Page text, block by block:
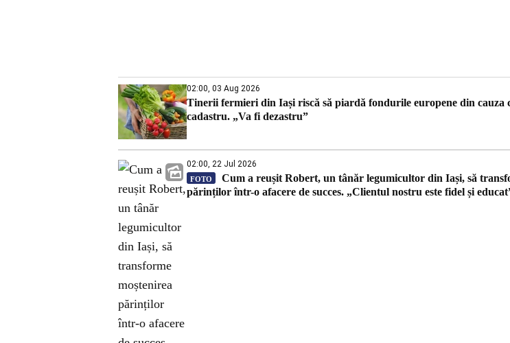
02:00, 03 Aug 2026
Tinerii fermieri din Iași riscă să piardă fondurile europene din cauza
cadastru. „Va fi dezastru”
02:00, 22 Jul 2026
FOTO
Cum a reușit Robert, un tânăr legumicultor din Iași, să
părinților într-o afacere de succes. „Clientul nostru este fidel și